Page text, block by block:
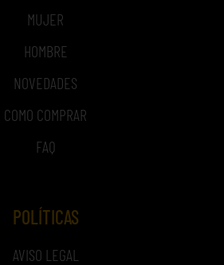
MUJER
HOMBRE
NOVEDADES
COMO COMPRAR
FAQ
POLÍTICAS
AVISO LEGAL